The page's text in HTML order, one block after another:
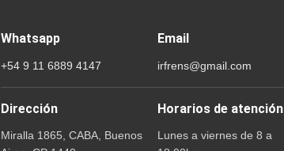
Whatsapp
+54 9 11 6889 4147
Email
irfrens@gmail.com
Dirección
Miralla 1865, CABA, Buenos
Horarios de atención
Lunes a viernes de 8 a